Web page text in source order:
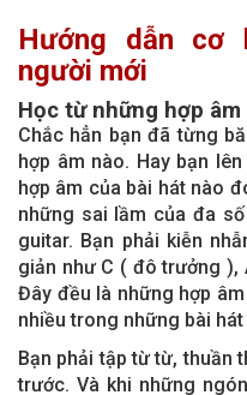
Hướng dẫn cơ
người mới
Học từ những hợp
Chắc hẳn bạn đã từng
hợp âm nào. Hay bạn
hợp âm của bài hát nào
những sai lầm của đa
guitar. Bạn phải kiễn
giản như C ( đô trưởng
Đây đều là những hợp
nhiều trong những bài hát
Bạn phải tập từ từ, thuần
trước. Và khi những